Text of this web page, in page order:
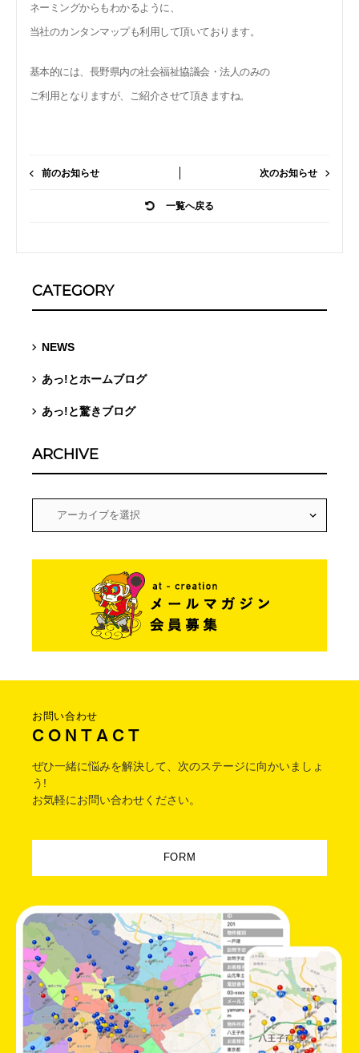
ネーミングからもわかるように、
当社のカンタンマップも利用して頂いております。
基本的には、長野県内の社会福祉協議会・法人のみの
ご利用となりますが、ご紹介させて頂きますね。
前のお知らせ
一覧へ戻る
次のお知らせ
CATEGORY
NEWS
あっ!とホームブログ
あっ!と驚きブログ
ARCHIVE
お問い合わせ
C O N T A C T
ぜひ一緒に悩みを解決して、次のステージに向かいましょ
う!
お気軽にお問い合わせください。
FORM